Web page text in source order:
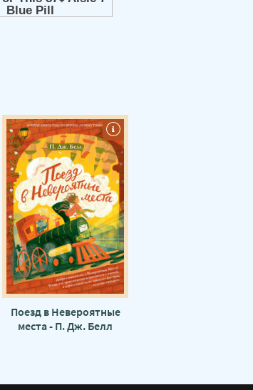
Поезд в Невероятные
места - П. Дж. Белл